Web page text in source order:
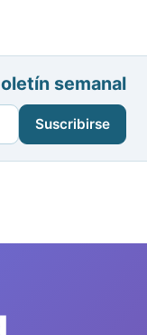
semanal
Suscribirse